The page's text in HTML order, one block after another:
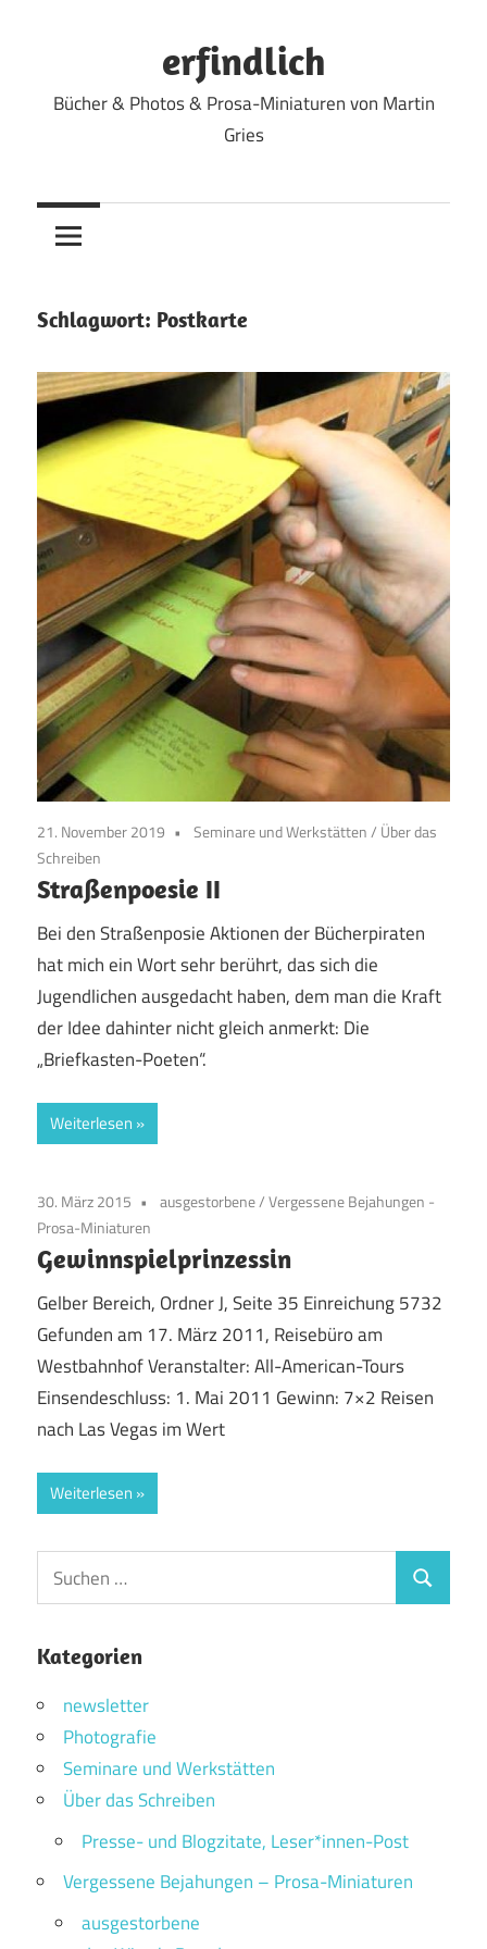
erfindlich
Bücher & Photos & Prosa-Miniaturen von Martin
Gries
Schlagwort: Postkarte
21. November 2019 Seminare und Werkstätten/ Über das
Schreiben
Straßenpoesie II
Bei den Straßenposie Aktionen der Bücherpiraten
hat mich ein Wort sehr berührt, das sich die
Jugendlichen ausgedacht haben, dem man die Kraft
der Idee dahinter nicht gleich anmerkt: Die
„Briefkasten-Poeten“.
Weiterlesen
30. März 2015 ausgestorbene/Vergessene Bejahungen -
Prosa-Miniaturen
Gewinnspielprinzessin
Gelber Bereich, Ordner J, Seite 35 Einreichung 5732
Gefunden am 17. März 2011, Reisebüro am
Westbahnhof Veranstalter: All-American-Tours
Einsendeschluss: 1. Mai 2011 Gewinn: 7×2 Reisen
nach Las Vegas im Wert
Weiterlesen
Suchen
nach:
Suchen
Kategorien
newsletter
Photografie
Seminare und Werkstätten
Über das Schreiben
Presse- und Blogzitate, Leser*innen-Post
Vergessene Bejahungen – Prosa-Miniaturen
ausgestorbene